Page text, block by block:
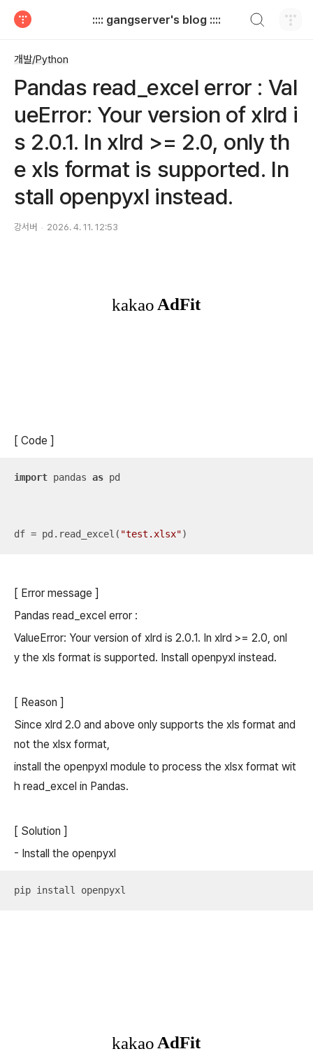
:::: gangserver's blog ::::
개발/Python
Pandas read_excel error : Val
ueError: Your version of xlrd i
s 2.0.1. In xlrd >= 2.0, only th
e xls format is supported. In
stall openpyxl instead.
강서버 2026. 4. 11. 12:53
[ Code ]
import pandas as pd
df = pd.read_excel( "test.xlsx")
[ Error message ]
Pandas read_excel error :
ValueError: Your version of xlrd is 2.0.1. In xlrd >= 2.0, onl
y the xls format is supported. Install openpyxl instead.
[ Reason ]
Since xlrd 2.0 and above only supports the xls format and
not the xlsx format,
install the openpyxl module to process the xlsx format wit
h read_excel in Pandas.
[ Solution ]
- Install the openpyxl
pip install openpyxl